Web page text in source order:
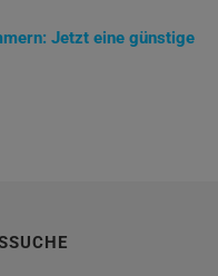
Jetzt eine günstige